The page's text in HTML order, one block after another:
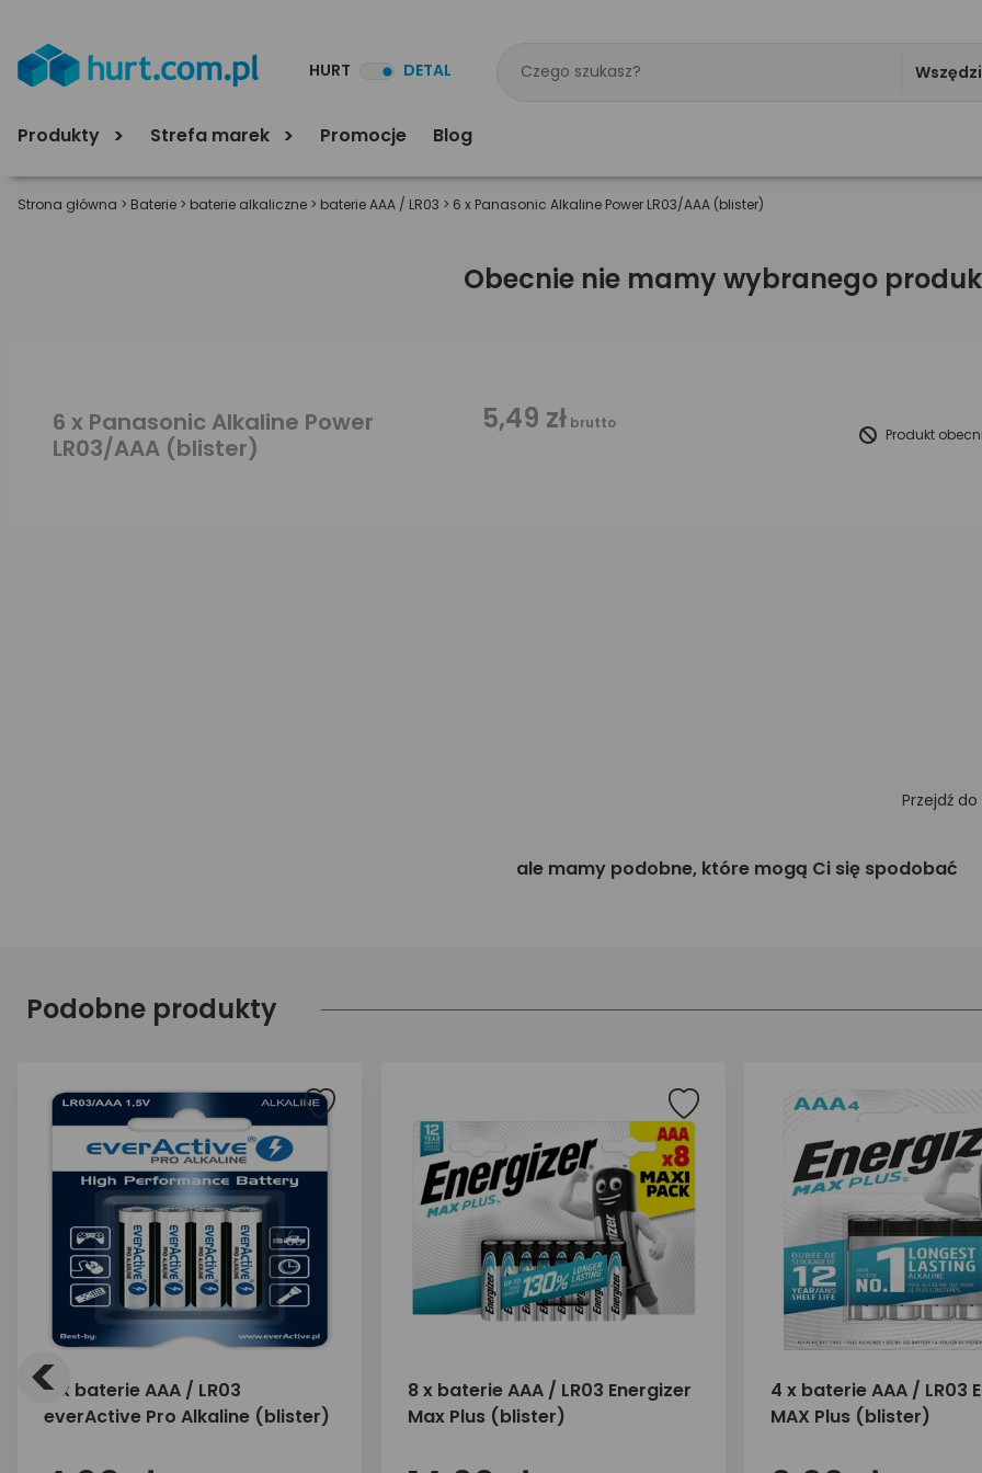
HURT DETAL
Produkty Strefa marek Promocje Blog
Strona główna > Baterie > baterie alkaliczne > baterie AAA / LR03 > 6 x Panasonic Alkaline Power LR03/AAA (blister)
Obecnie nie mamy wybranego
6 x Panasonic Alkaline Power
LR03/AAA (blister)
5,49 zł brutto
Produkt
Przejdź do
ale mamy podobne, które mogą Ci się spodobać
Podobne produkty
4 x baterie AAA / LR03
everActive Pro Alkaline (blister)
8 x baterie AAA / LR03 Energizer
Max Plus (blister)
4 x baterie AAA / LR03
MAX Plus (blister)
<